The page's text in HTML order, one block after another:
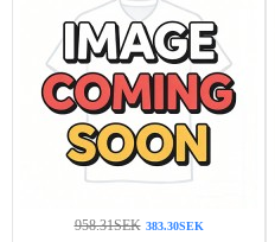
958.31SEK 383.30SEK